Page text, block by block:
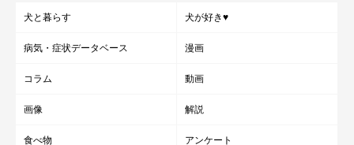
犬と暮らす 犬が好き♥
病気・症状データベース 漫画
コラム 動画
画像 解説
食べ物 アンケート